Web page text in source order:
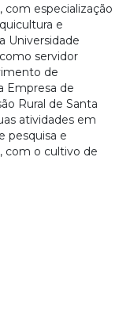
com especialização
e
Universidade
servidor
de
Empresa de
Rural de Santa
atividades em
pesquisa e
com o cultivo de